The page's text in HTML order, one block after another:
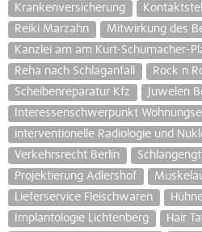
Krankenversicherung
Reiki Marzahn
Mitwirkung des
Kanzlei am am Kurt-Schumacher-
Reha nach Schlaganfall
Rock n
Scheibenreparatur Kfz
Juwelen
Interessenschwerpunkt
interventionelle Radiologie und
Verkehrsrecht Berlin
Projektierung Adlershof
Lieferservice Fleischwaren
Implantologie Lichtenberg
Hair